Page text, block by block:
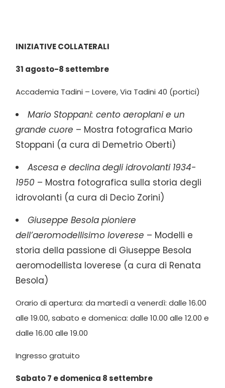
INIZIATIVE COLLATERALI
31 agosto-8 settembre
Accademia Tadini – Lovere, Via Tadini 40 (portici)
Mario Stoppani: cento aeroplani e un
grande cuore – Mostra fotografica Mario
Stoppani (a cura di Demetrio Oberti)
Ascesa e declina degli idrovolanti 1934-
1950 – Mostra fotografica sulla storia degli
idrovolanti (a cura di Decio Zorini)
Giuseppe Besola pioniere
dell’aeromodellisimo loverese – Modelli e
storia della passione di Giuseppe Besola
aeromodellista loverese (a cura di Renata
Besola)
Orario di apertura: da martedì a venerdì: dalle 16.00
alle 19.00, sabato e domenica: dalle 10.00 alle 12.00 e
dalle 16.00 alle 19.00
Ingresso gratuito
Sabato 7 e domenica 8 settembre